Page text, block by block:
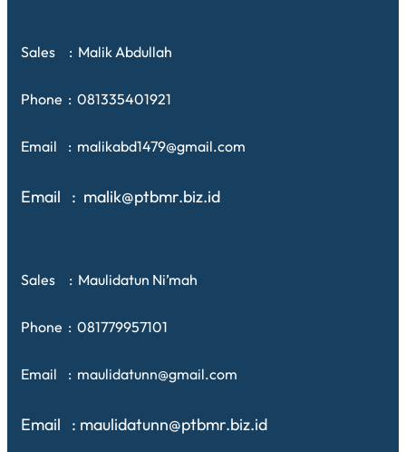
Sales : Malik Abdullah
Phone : 081335401921
Email : malikabd1479@gmail.com
Email : malik@ptbmr.biz.id
Sales : Maulidatun Ni’mah
Phone : 081779957101
Email : maulidatunn@gmail.com
Email : maulidatunn@ptbmr.biz.id